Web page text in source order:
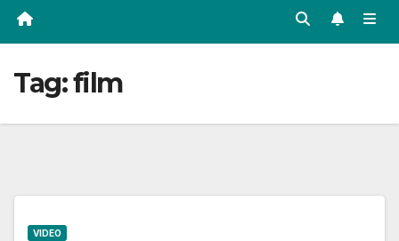
Tag:film
VIDEO